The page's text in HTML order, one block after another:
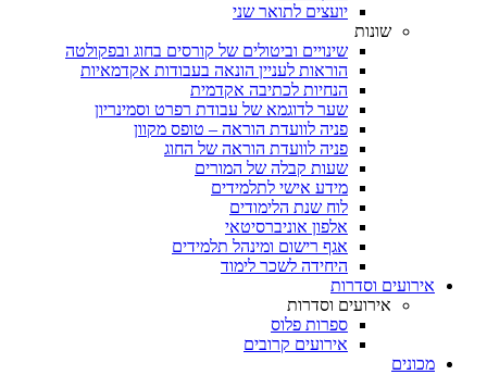
יועצים לתואר שני
שונות
שינויים וביטולים של קורסים בחוג ובפקולטה
הוראות לעניין הונאה בעבודות אקדמאיות
הנחיות לכתיבה אקדמית
שער לדוגמא של עבודת רפרט וסמינריון
פניה לוועדת הוראה – טופס מקוון
פניה לוועדת הוראה של החוג
שעות קבלה של המורים
מידע אישי לתלמידים
לוח שנת הלימודים
אלפון אוניברסיטאי
אגף רישום ומינהל תלמידים
היחידה לשכר לימוד
אירועים וסדרות
אירועים וסדרות
ספרות פלוס
אירועים קרובים
מכונים